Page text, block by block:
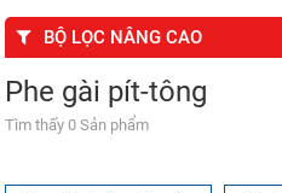
BỘ LỌC NÂNG CAO
Phe gài pít-tông
Tìm thấy 0 Sản phẩm